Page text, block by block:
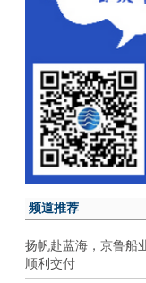
频道推荐
扬帆赴蓝海，京鲁船
顺利交付